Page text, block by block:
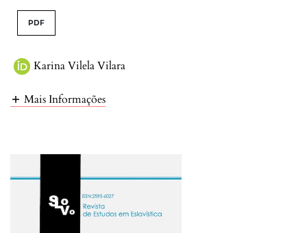
PDF
Karina Vilela Vilara
Mais Informações